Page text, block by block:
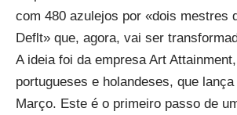
com 480 azulejos por «dois mestres
Deflt» que, agora, vai ser
A ideia foi da empresa Art
portugueses e holandeses, que
Março. Este é o primeiro passo de